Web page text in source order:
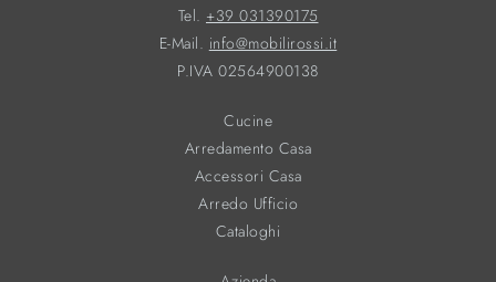
Tel. +39 031390175
E-Mail. info@mobilirossi.it
P.IVA 02564900138
Cucine
Arredamento Casa
Accessori Casa
Arredo Ufficio
Cataloghi